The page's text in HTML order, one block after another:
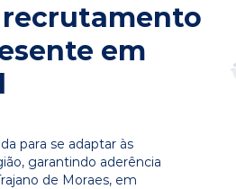
recrutamento
em
para se adaptar às
garantindo aderência
de Moraes, em